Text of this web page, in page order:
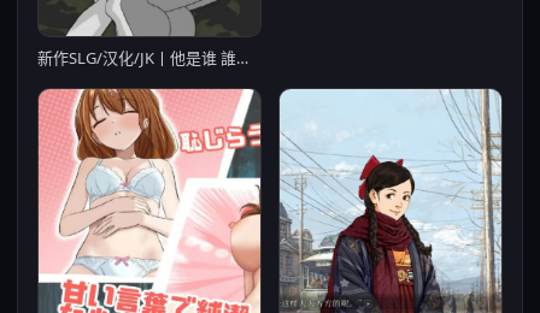
新作SLG/汉化/JK丨他是谁 誰ぞ彼 【20251229】